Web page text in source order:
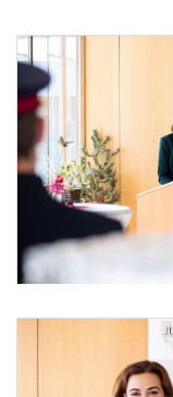
Foto 1: (c) Christoph Dunker,
Rede der Justizministerin